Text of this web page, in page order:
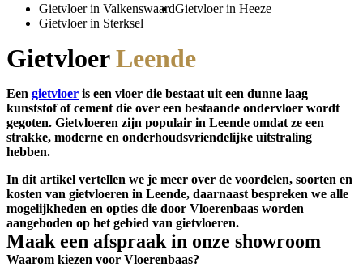
Gietvloer in ValkenswaardGietvloer in Heeze
Gietvloer in Sterksel
GietvloerLeende
Een gietvloer is een vloer die bestaat uit een dunne laag
kunststof of cement die over een bestaande ondervloer wordt
gegoten. Gietvloeren zijn populair in Leende omdat ze een
strakke, moderne en onderhoudsvriendelijke uitstraling
hebben.
In dit artikel vertellen we je meer over de voordelen, soorten en
kosten van gietvloeren in Leende, daarnaast bespreken we alle
mogelijkheden en opties die door Vloerenbaas worden
aangeboden op het gebied van gietvloeren.
Maak een afspraak in onze showroom
Waarom kiezen voor Vloerenbaas?